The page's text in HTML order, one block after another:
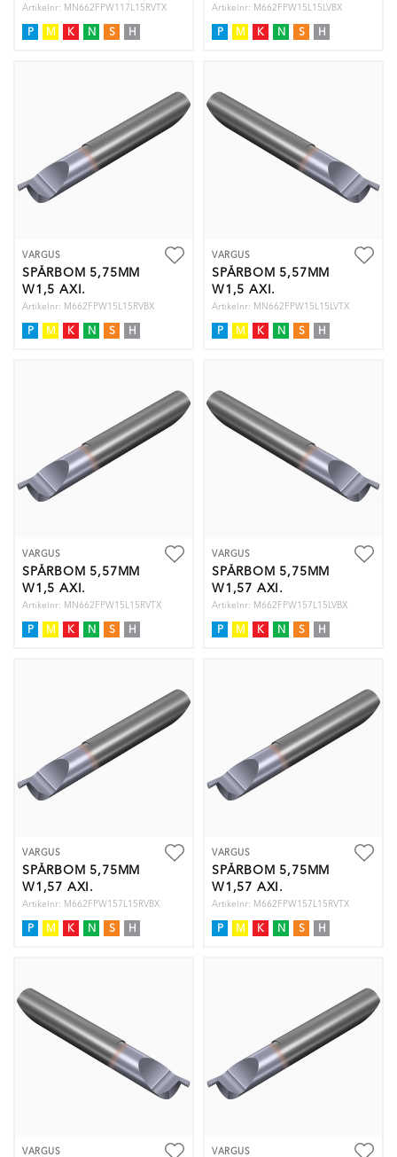
Artikelnr: MN662FPW117L15RVTX
P M K N S H
Artikelnr: M662FPW15L15LVBX
P M K N S H
VARGUS
SPÅRBOM 5,75MM
W1,5 AXI.
Artikelnr: M662FPW15L15RVBX
P M K N S H
VARGUS
SPÅRBOM 5,57MM
W1,5 AXI.
Artikelnr: MN662FPW15L15LVTX
P M K N S H
VARGUS
SPÅRBOM 5,57MM
W1,5 AXI.
Artikelnr: MN662FPW15L15RVTX
P M K N S H
VARGUS
SPÅRBOM 5,75MM
W1,57 AXI.
Artikelnr: M662FPW157L15LVBX
P M K N S H
VARGUS
SPÅRBOM 5,75MM
W1,57 AXI.
Artikelnr: M662FPW157L15RVBX
P M K N S H
VARGUS
SPÅRBOM 5,75MM
W1,57 AXI.
Artikelnr: M662FPW157L15RVTX
P M K N S H
VARGUS VARGUS